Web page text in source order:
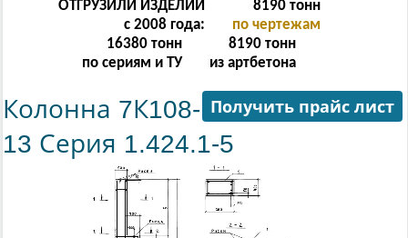
ОТГРУЗИЛИ ИЗДЕЛИЙ
с 2008 года:
16382тонн
по чертежам
32764 тонн
по сериям и ТУ
16382 тонн
из артбетона
Получить прайс лист
Колонна 7К108-
13 Серия 1.424.1-5